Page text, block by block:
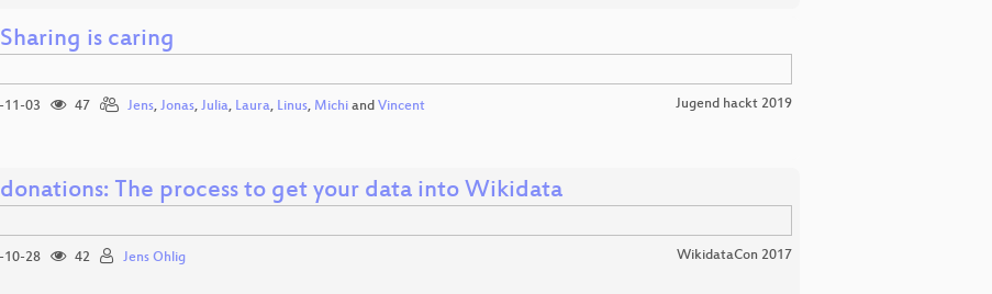
is caring
11-03 47 Jens, Jonas, Julia, Laura, Linus, Michi and Vincent Jugend hackt 2019
The process to get your data into Wikidata
10-28 42 Jens Ohlig WikidataCon 2017